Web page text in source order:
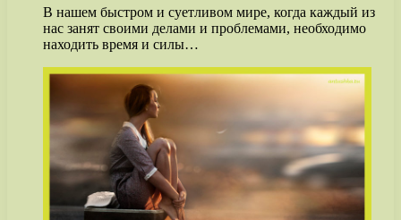
В нашем быстром и суетливом мире, когда каждый из
нас занят своими делами и проблемами, необходимо
находить время и силы…